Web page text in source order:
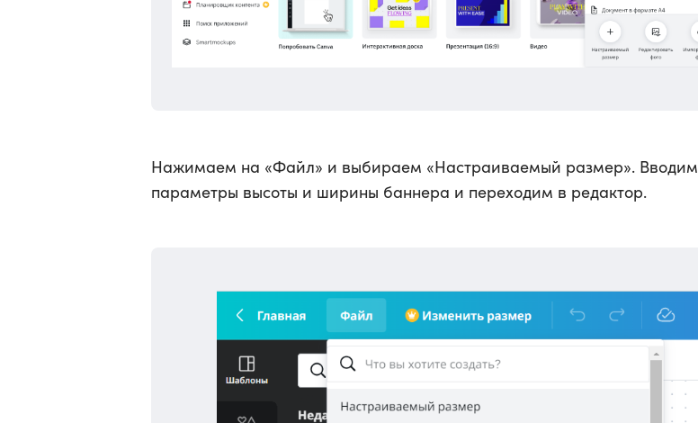
Нажимаем на «Файл» и выбираем «Настраиваемый размер». Вводим
параметры высоты и ширины баннера и переходим в редактор.